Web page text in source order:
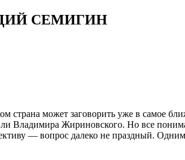
СЕМИГИН
страна может заговорить уже в самое
Владимира Жириновского. Но все
— вопрос далеко не праздный.